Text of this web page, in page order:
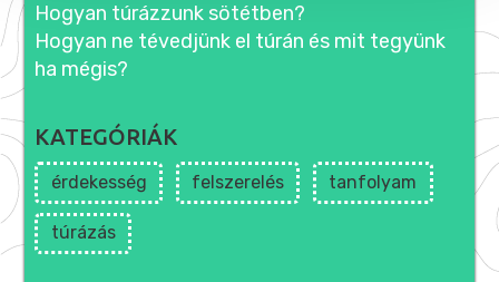
Hogyan túrázzunk sötétben?
Hogyan ne tévedjünk el túrán és mit tegyünk
ha mégis?
KATEGÓRIÁK
érdekesség felszerelés tanfolyam
túrázás